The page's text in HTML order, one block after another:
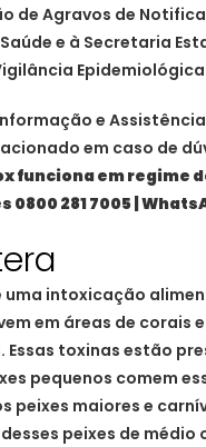
de Agravos de
e à Secretaria
e
acionado em caso de
funciona em regime
0800 281 7005 |
uma intoxicação
em áreas de corais
Essas toxinas estão
pequenos comem
peixes maiores e
peixes de